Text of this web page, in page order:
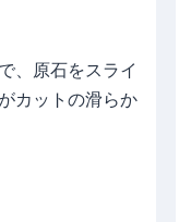
、原石をスライ
カットの滑らか